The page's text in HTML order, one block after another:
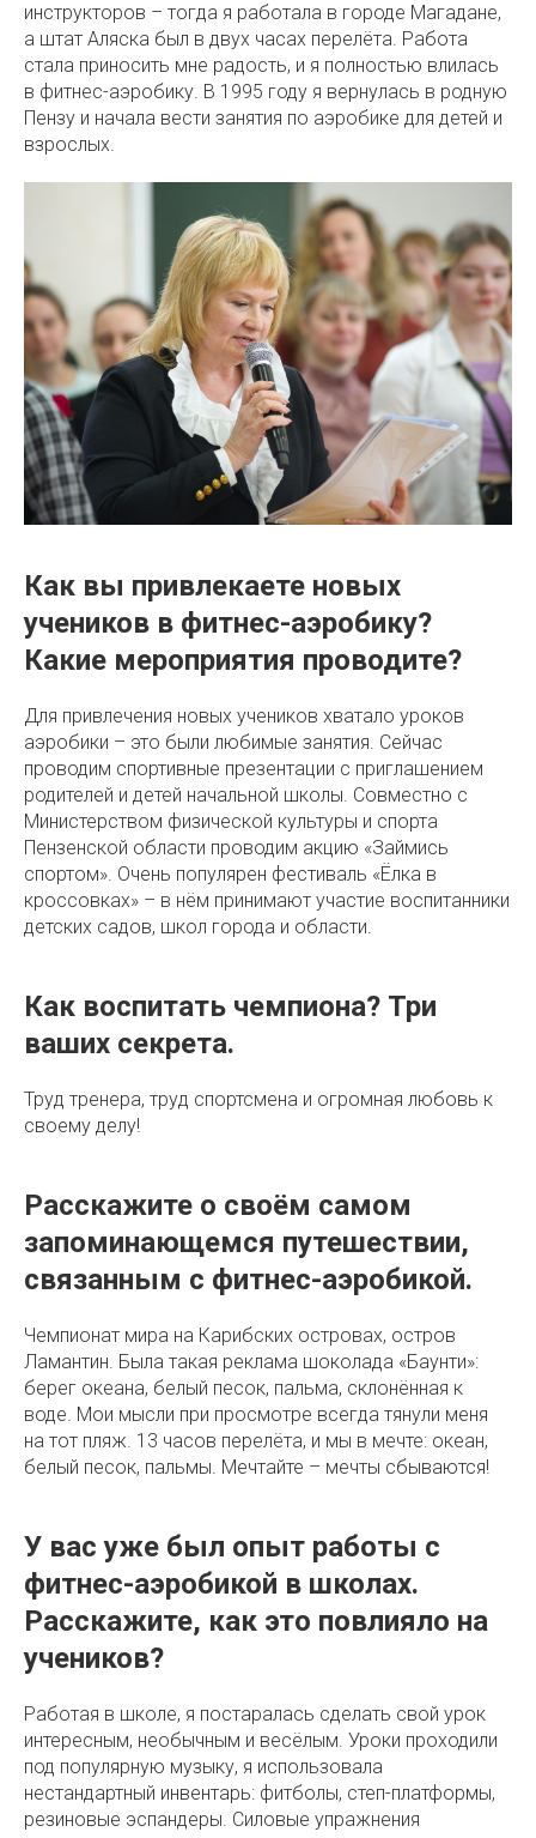
инструкторов – тогда я работала в городе Магадане,
а штат Аляска был в двух часах перелёта. Работа
стала приносить мне радость, и я полностью влилась
в фитнес-аэробику. В 1995 году я вернулась в родную
Пензу и начала вести занятия по аэробике для детей и
взрослых.
Как вы привлекаете новых
учеников в фитнес-аэробику?
Какие мероприятия проводите?
Для привлечения новых учеников хватало уроков
аэробики – это были любимые занятия. Сейчас
проводим спортивные презентации с приглашением
родителей и детей начальной школы. Совместно с
Министерством физической культуры и спорта
Пензенской области проводим акцию «Займись
спортом». Очень популярен фестиваль «Ёлка в
кроссовках» – в нём принимают участие воспитанники
детских садов, школ города и области.
Как воспитать чемпиона? Три
ваших секрета.
Труд тренера, труд спортсмена и огромная любовь к
своему делу!
Расскажите о своём самом
запоминающемся путешествии,
связанным с фитнес-аэробикой.
Чемпионат мира на Карибских островах, остров
Ламантин. Была такая реклама шоколада «Баунти»:
берег океана, белый песок, пальма, склонённая к
воде. Мои мысли при просмотре всегда тянули меня
на тот пляж. 13 часов перелёта, и мы в мечте: океан,
белый песок, пальмы. Мечтайте – мечты сбываются!
У вас уже был опыт работы с
фитнес-аэробикой в школах.
Расскажите, как это повлияло на
учеников?
Работая в школе, я постаралась сделать свой урок
интересным, необычным и весёлым. Уроки проходили
под популярную музыку, я использовала
нестандартный инвентарь: фитболы, степ-платформы,
резиновые эспандеры. Силовые упражнения